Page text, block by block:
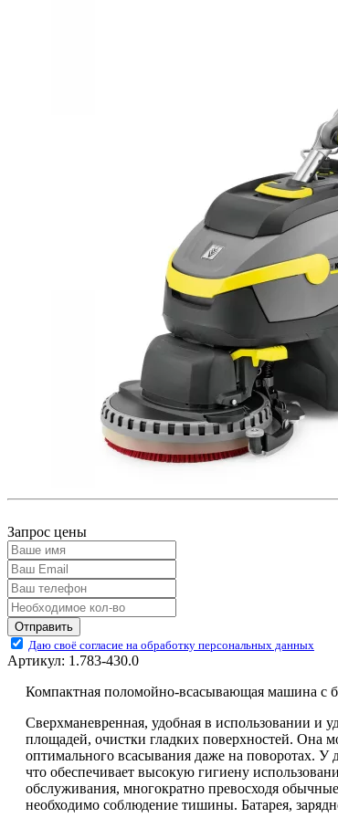
Запрос цены
Отправить
Даю своё согласие на обработку персональных данных
Артикул: 1.783-430.0
Компактная поломойно-всасывающая машина с
Сверхманевренная, удобная в использовании
площадей, очистки гладких поверхностей. Она
оптимального всасывания даже на поворотах.
что обеспечивает высокую гигиену
обслуживания, многократно превосходя
необходимо соблюдение тишины. Батарея,